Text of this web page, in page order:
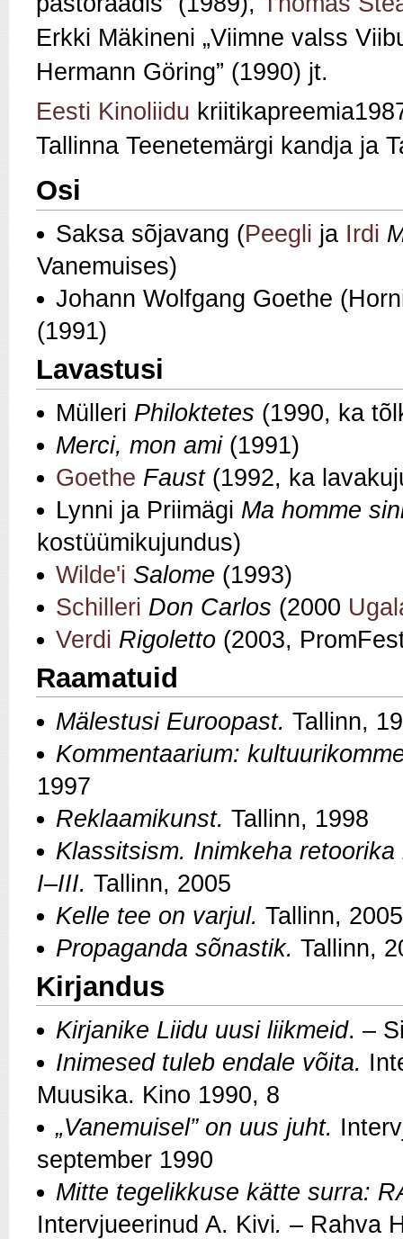
Erkki Mäkineni „Viimne valss
Hermann Göring” (1990) jt.
Eesti Kinoliidu
Tallinna Teenetemärgi kandja ja
Osi
Saksa sõjavang (Peegli ja Irdi
Vanemuises)
Johann Wolfgang Goethe
(1991)
Lavastusi
Mülleri Philoktetes (1990, ka
Merci, mon ami (1991)
Goethe Faust (1992, ka
Lynni ja Priimägi Ma homme
kostüümikujundus)
Wilde'i Salome (1993)
Schilleri Don Carlos (2000
Verdi Rigoletto (2003,
Raamatuid
Mälestusi Euroopast. Tallinn,
Kommentaarium:
1997
Reklaamikunst. Tallinn, 1998
Klassitsism. Inimkeha
I–III. Tallinn, 2005
Kelle tee on varjul. Tallinn, 2005
Propaganda sõnastik. Tallinn,
Kirjandus
Kirjanike Liidu uusi liikmeid. –
Inimesed tuleb endale võita.
Muusika. Kino 1990, 8
„Vanemuisel” on uus juht.
september 1990
Mitte tegelikkuse kätte surra:
Intervjueerinud A. Kivi. – Rahva